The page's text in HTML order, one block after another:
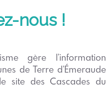
nous !
gère l’information
de Terre d’Émeraude
site des Cascades du